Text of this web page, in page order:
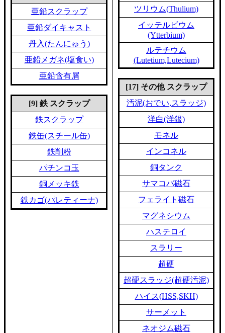
亜鉛スクラップ
亜鉛ダイキャスト
丹入(たんにゅう)
亜鉛メガネ(塩食い)
亜鉛含有屑
[9] 鉄 スクラップ
鉄スクラップ
鉄缶(スチール缶)
鉄削粉
パチンコ玉
銅メッキ鉄
鉄カゴ(パレティーナ)
ツリウム(Thulium)
イッテルビウム
(Ytterbium)
ルテチウム
(Lutetium,Lutecium)
[17] その他 スクラップ
汚泥(おでい,スラッジ)
洋白(洋銀)
モネル
インコネル
銅タンク
サマコバ磁石
フェライト磁石
マグネシウム
ハステロイ
スラリー
超硬
超硬スラッジ(超硬汚泥)
ハイス(HSS,SKH)
サーメット
ネオジム磁石